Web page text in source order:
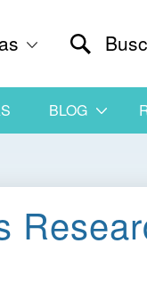
BLOG